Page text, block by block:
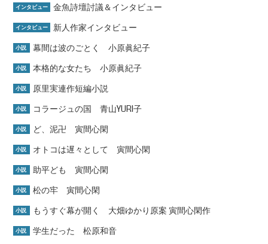
インタビュー 金魚詩壇討議＆インタビュー
インタビュー 新人作家インタビュー
小説 幕間は波のごとく 小原眞紀子
小説 本格的な女たち 小原眞紀子
小説 原里実連作短編小説
小説 コラージュの国 青山YURI子
小説 ど、泥卍 寅間心閑
小説 オトコは遅々として 寅間心閑
小説 助平ども 寅間心閑
小説 松の牢 寅間心閑
小説 もうすぐ幕が開く 大畑ゆかり原案 寅間心閑作
小説 学生だった 松原和音